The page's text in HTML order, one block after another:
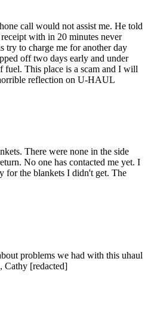
call would not assist me. He told
with in 20 minutes never
try to charge me for another day
off two days early and under
fuel. This place is a scam and I will
reflection on U-HAUL
There were none in the side
No one has contacted me yet. I
for the blankets I didn't get. The
problems we had with this uhaul
Cathy [redacted]